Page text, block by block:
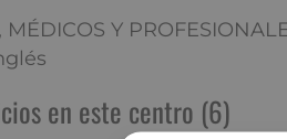
MÉDICOS Y
en este centro (6)